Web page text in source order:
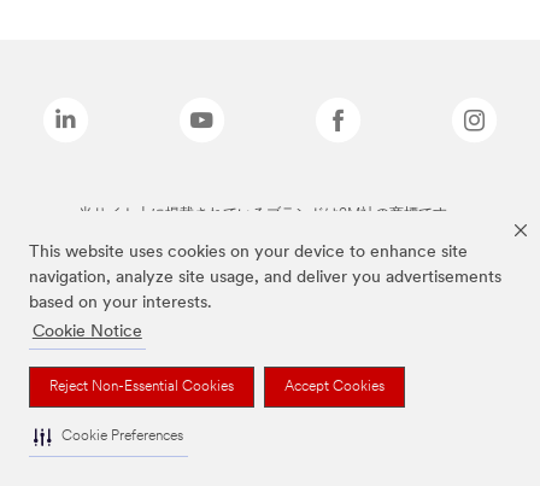
This website uses cookies on your device to enhance site
navigation, analyze site usage, and deliver you advertisements
based on your interests.
Cookie Notice
Reject Non-Essential Cookies Accept Cookies
Cookie Preferences
当サイト上に掲載されているブランドは3M社の商標です。